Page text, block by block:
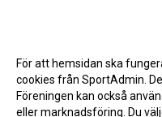
För att hemsidan ska
cookies från SportAdmin.
Föreningen kan också
eller marknadsföring. Du